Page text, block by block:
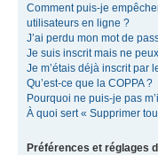
Comment puis-je
utilisateurs en ligne ?
J’ai perdu mon mot de
Je suis inscrit mais ne
Je m’étais déjà inscrit par
Qu’est-ce que la COPPA ?
Pourquoi ne puis-je pas
À quoi sert « Supprimer
Préférences et réglages